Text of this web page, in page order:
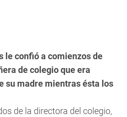
le confió a comienzos de
de colegio que era
su madre mientras ésta los
de la directora del colegio,